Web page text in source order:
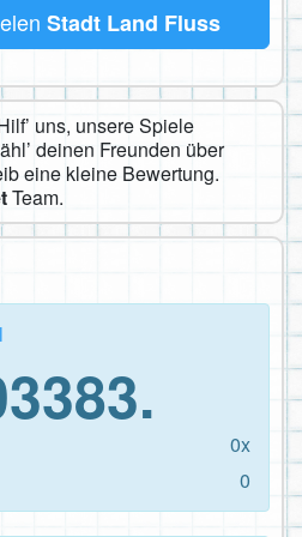
Stadt Land Fluss
uns, unsere Spiele
deinen Freunden über
eine kleine Bewertung.
Team.
0x
0